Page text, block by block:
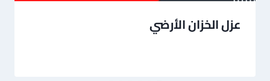
عزل الخزان الأرضي